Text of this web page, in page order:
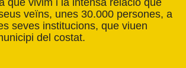
que vivim i la intensa relació que
veïns, unes 30.000 persones, a
seves institucions, que viuen
del costat.